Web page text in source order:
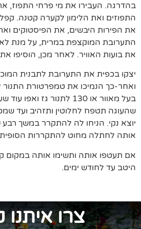
בהדרגה. העבירו את מי פרחי התפוז,
התפוזים ואת הלימון לקערה קטנה.
את הפירות היבשים, את הפיסטוקים
התערובת המוקצפת במרית, על מנת
את בועות האוויר. לאחר מכן, הוסיפו
יצקו בכפית את התערובת לתבנית
שהעוגה תטפח לחלוטין ותזהיב ועד
יוצא נקי. הניחו לה להתקרר במשך
אותה לחתלה מחוט להתקררות
אם תעטפו אותה ותשימו אותה במקום
היטב עד לחודש ימים.
צרו